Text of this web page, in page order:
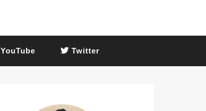
YouTube Twitter